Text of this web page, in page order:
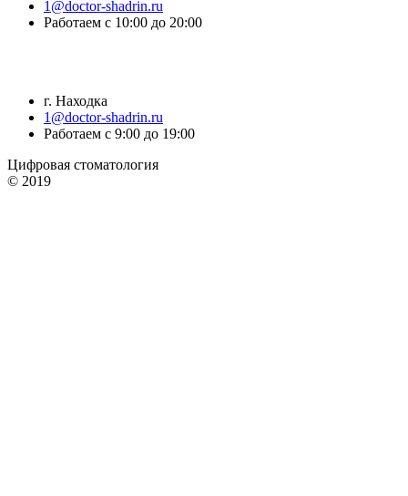
1@doctor-shadrin.ru
Работаем с 10:00 до 20:00
г. Находка
1@doctor-shadrin.ru
Работаем с 9:00 до 19:00
Цифровая стоматология
© 2019